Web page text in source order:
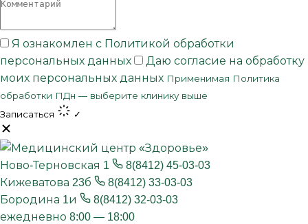
Я ознакомлен с Политикой обработки
персональных данных
Даю согласие на обработку
моих персональных данных Применимая Политика
обработки ПДн — выберите клинику выше
Записаться
✓
Ново-Терновская 1
8(8412) 45-03-03
Кижеватова 23б
8(8412) 33-03-03
Бородина 1и
8(8412) 32-03-03
ежедневно 8:00 — 18:00